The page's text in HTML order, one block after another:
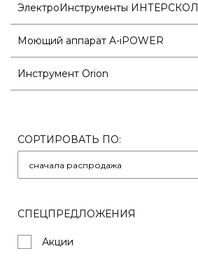
ЭлектроИнструменты ИНТЕРСКОЛ
Моющий аппарат A-iPOWER
Инструмент Orion
СОРТИРОВАТЬ ПО:
СПЕЦПРЕДЛОЖЕНИЯ
Акции